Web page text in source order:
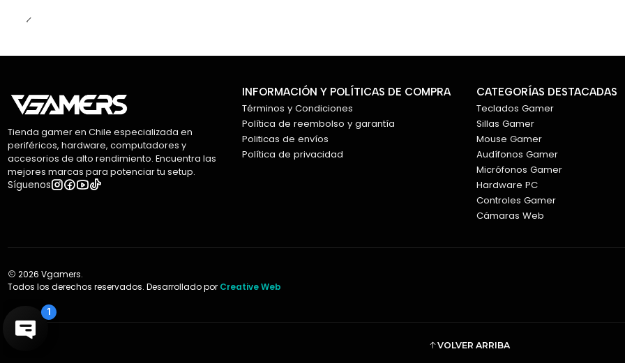
🚀
⌨️ Diseño ergonómico
🤲 Reposamanos
📡 Conectividad
🔒 Tecnología Logi Bolt
🔋 Hasta
⚙️ Compatible con
💻 Compatible con
🏢 Diseñado para uso
Tienda gamer en Chile especializada en
periféricos, hardware, computadores y
accesorios de alto rendimiento. Encuentra las
mejores marcas para potenciar tu setup.
Síguenos
INFORMACIÓN Y POLÍTICAS DE COMPRA
Términos y Condiciones
Política de reembolso y garantía
Politicas de envíos
Política de privacidad
CATEGORÍAS DESTACADAS
Teclados Gamer
Sillas Gamer
Mouse Gamer
Audífonos Gamer
Micrófonos Gamer
Hardware PC
Controles Gamer
Cámaras Web
2026 Vgamers.
Todos los derechos reservados. Desarrollado por Creative Web
VOLVER ARRIBA